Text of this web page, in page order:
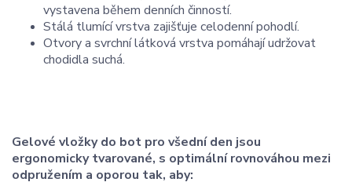
vystavena během denních činností.
Stálá tlumící vrstva zajišťuje celodenní pohodlí.
Otvory a svrchní látková vrstva pomáhají udržovat
chodidla suchá.
Gelové vložky do bot pro všední den jsou
ergonomicky tvarované, s optimální rovnováhou mezi
odpružením a oporou tak, aby: